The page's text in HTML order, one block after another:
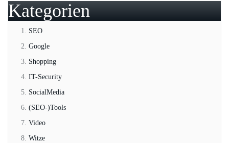
Kategorien
SEO
Google
Shopping
IT-Security
SocialMedia
(SEO-)Tools
Video
Witze